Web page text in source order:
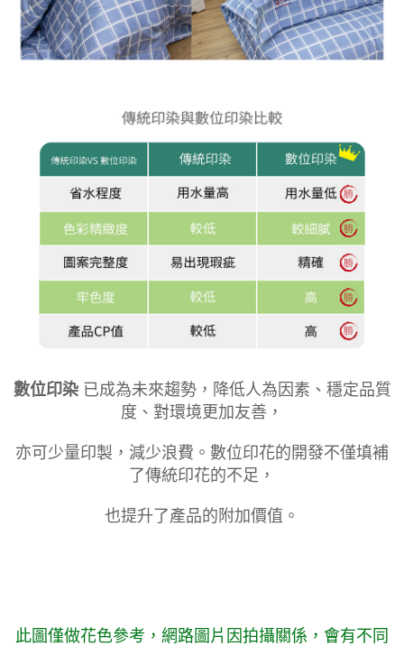
數位印染已成為未來趨勢，降低人為因素、穩定品質
度、對環境更加友善，
亦可少量印製，減少浪費。數位印花的開發不僅填補
了傳統印花的不足，
也提升了產品的附加價值。
此圖僅做花色參考， 網路圖片因拍攝關係，會有不同